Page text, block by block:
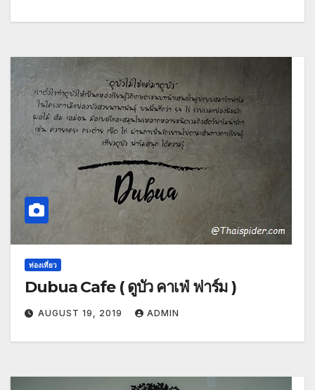
ท่องเที่ยว
Dubua Cafe ( ดูบัว คาเฟ่ ฟาร์ม )
AUGUST 19, 2019 ADMIN